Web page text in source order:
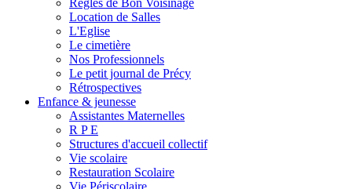
Règles de Bon Voisinage
Location de Salles
L'Eglise
Le cimetière
Nos Professionnels
Le petit journal de Précy
Rétrospectives
Enfance & jeunesse
Assistantes Maternelles
R P E
Structures d'accueil collectif
Vie scolaire
Restauration Scolaire
Vie Périscolaire